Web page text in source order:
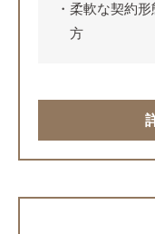
柔軟な契約
方